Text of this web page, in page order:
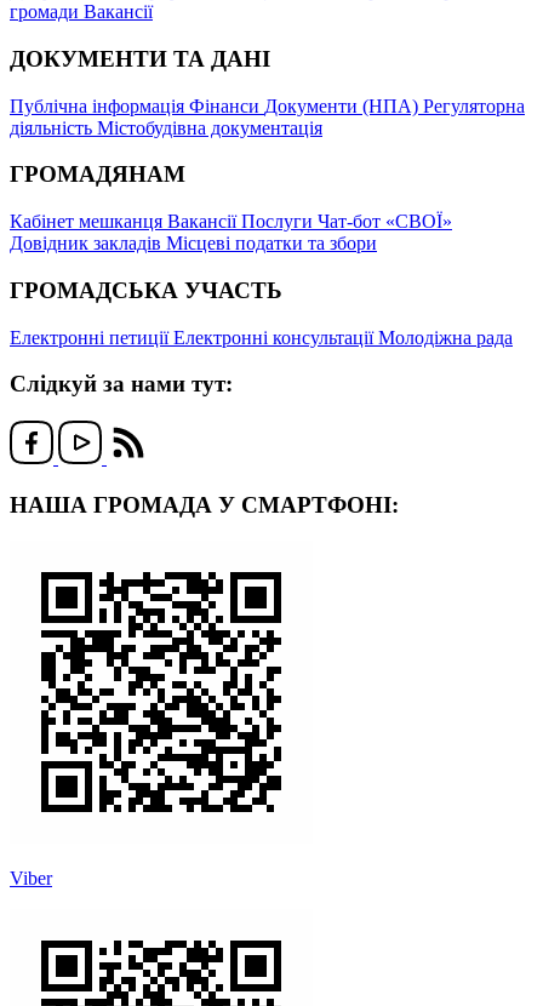
громади Вакансії
ДОКУМЕНТИ ТА ДАНІ
Публічна інформація Фінанси Документи (НПА) Регуляторна
діяльність Містобудівна документація
ГРОМАДЯНАМ
Кабінет мешканця ВакансіїПослуги Чат-бот «СВОЇ»
Довідник закладів Місцеві податки та збори
ГРОМАДСЬКА УЧАСТЬ
Електронні петиціїЕлектронні консультаціїМолодіжна рада
Слідкуй за нами тут:
НАША ГРОМАДА У СМАРТФОНІ:
Viber